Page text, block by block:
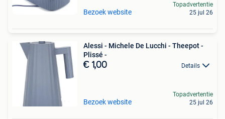
Bezoek website
Topadvertentie
25 jul 26
Alessi - Michele De Lucchi - Theepot -
Plissé -
€ 1,00 Details
Bezoek website
Topadvertentie
25 jul 26